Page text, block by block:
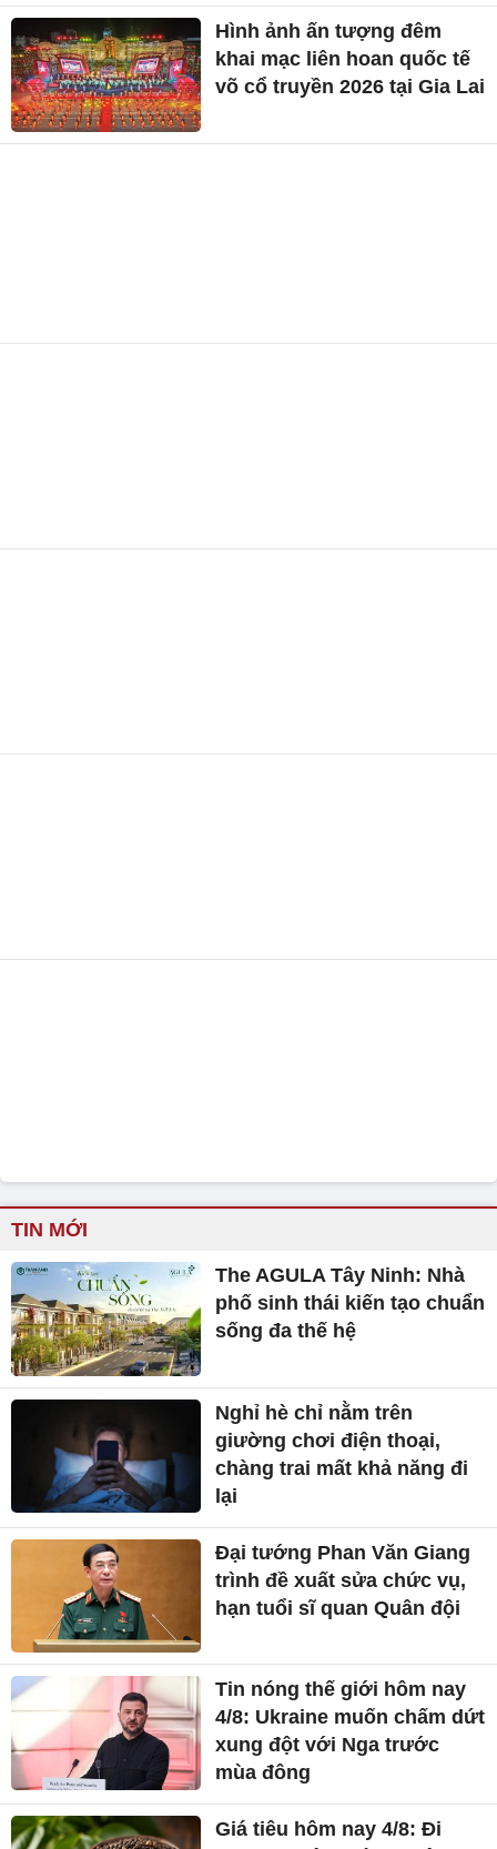
Hình ảnh ấn tượng đêm
khai mạc liên hoan quốc tế
võ cổ truyền 2026 tại Gia Lai
TIN MỚI
The AGULA Tây Ninh: Nhà
phố sinh thái kiến tạo chuẩn
sống đa thế hệ
Nghỉ hè chỉ nằm trên
giường chơi điện thoại,
chàng trai mất khả năng đi
lại
Đại tướng Phan Văn Giang
trình đề xuất sửa chức vụ,
hạn tuổi sĩ quan Quân đội
Tin nóng thế giới hôm nay
4/8: Ukraine muốn chấm dứt
xung đột với Nga trước
mùa đông
Giá tiêu hôm nay 4/8: Đi